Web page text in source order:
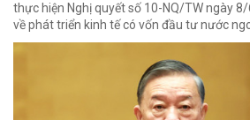
thực hiện Nghị quyết số 10-NQ/TW ngày
về phát triển kinh tế có vốn đầu tư nước